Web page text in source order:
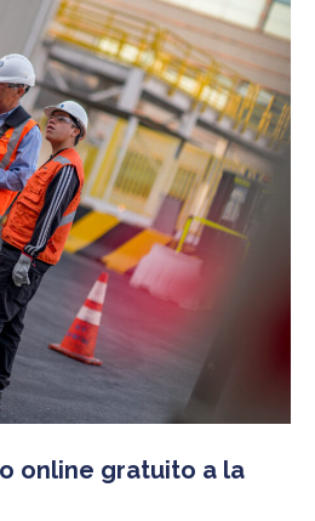
online gratuito a la